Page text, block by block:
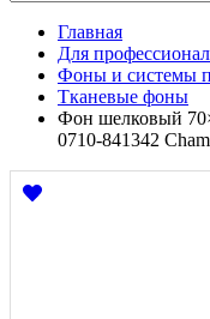
Главная
Для
Фоны и системы
Тканевые фоны
Фон шелковый
0710-841342